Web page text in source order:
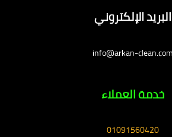
البريد الإلكتروني
info@arkan-clean.com
خدمة العملاء
01091560420